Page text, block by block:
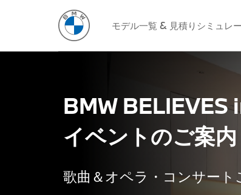
モデル一覧 & 見積りシミュレ
BMW
イベントのご案内
歌曲＆オペラ・コンサー